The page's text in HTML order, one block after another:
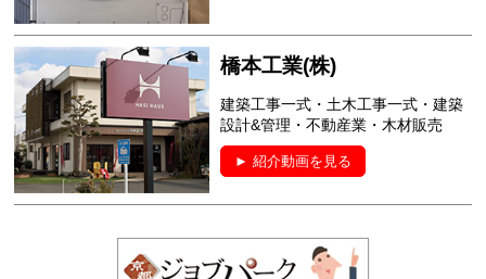
橋本工業(株)
建築工事一式・土木工事一式・建築
設計&管理・不動産業・木材販売
► 紹介動画を見る